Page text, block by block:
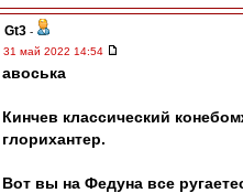
Gt3 -
31 май 2022 14:54
авоська
Кинчев классический
глорихантер.
Вот вы на Федуна все